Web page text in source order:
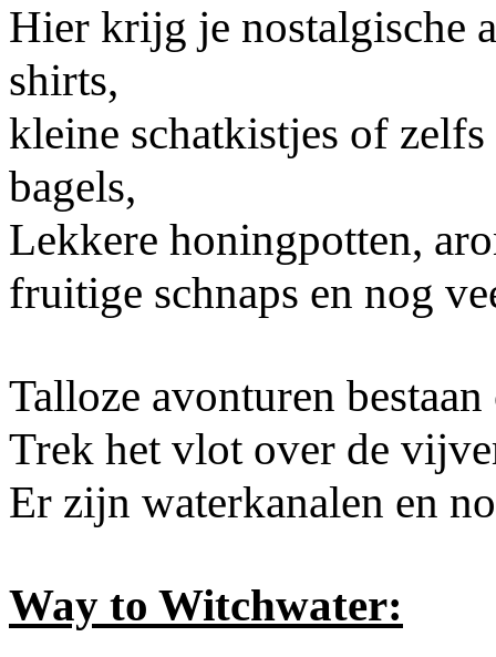
Hier krijg je nostalgische
shirts,
kleine schatkistjes of
bagels,
Lekkere honingpotten,
fruitige schnaps en nog
Talloze avonturen
Trek het vlot over de
Er zijn waterkanalen en
Way to Witchwater: